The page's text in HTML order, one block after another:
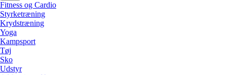
Fitness og Cardio
Styrketræning
Krydstræning
Yoga
Kampsport
Tøj
Sko
Udstyr